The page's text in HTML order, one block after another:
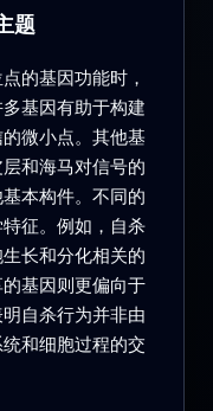
题
的基因功能时，
基因有助于构建
微小点。其他基
和海马对信号的
本构件。不同的
征。例如，自杀
长和分化相关的
基因则更偏向于
自杀行为并非由
和细胞过程的交